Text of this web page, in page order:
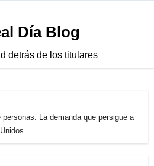
Día Blog
detrás de los titulares
La demanda que persigue a